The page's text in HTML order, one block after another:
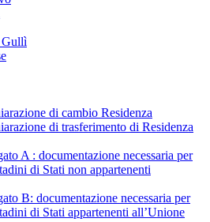
Gullì
di cambio Residenza
di trasferimento di Residenza
A : documentazione necessaria per
di Stati non appartenenti
B: documentazione necessaria per
di Stati appartenenti all’Unione